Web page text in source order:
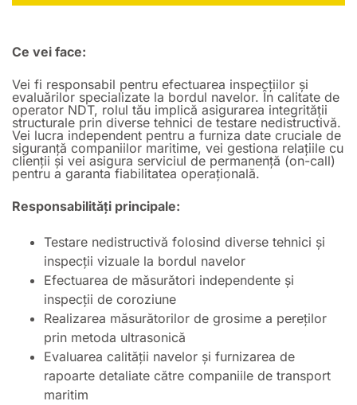
Ce vei face:
Vei fi responsabil pentru efectuarea inspecțiilor și
evaluărilor specializate la bordul navelor. În calitate de
operator NDT, rolul tău implică asigurarea integrității
structurale prin diverse tehnici de testare nedistructivă.
Vei lucra independent pentru a furniza date cruciale de
siguranță companiilor maritime, vei gestiona relațiile cu
clienții și vei asigura serviciul de permanență (on-call)
pentru a garanta fiabilitatea operațională.
Responsabilități principale:
Testare nedistructivă folosind diverse tehnici și
inspecții vizuale la bordul navelor
Efectuarea de măsurători independente și
inspecții de coroziune
Realizarea măsurătorilor de grosime a pereților
prin metoda ultrasonică
Evaluarea calității navelor și furnizarea de
rapoarte detaliate către companiile de transport
maritim